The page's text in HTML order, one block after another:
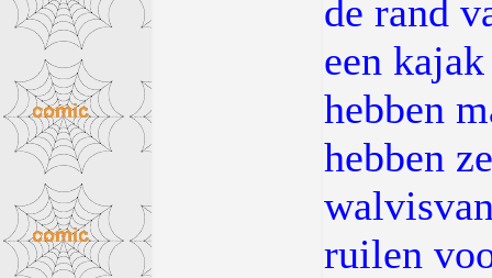
de rand
een
hebben
hebben
ruilen